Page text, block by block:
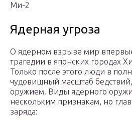
Ми-2
Ядерная угроза
О ядерном взрыве мир
трагедии в японских городах
Только после этого люди в
чудовищный масштаб
оружием. Виды ядерного
нескольким признакам, но
заряда: